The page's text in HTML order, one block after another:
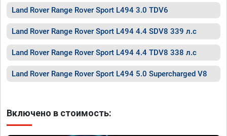
Land Rover Range Rover Sport L494 3.0 TDV6
Land Rover Range Rover Sport L494 4.4 SDV8 339 л.с
Land Rover Range Rover Sport L494 4.4 TDV8 338 л.с
Land Rover Range Rover Sport L494 5.0 Supercharged V8
Включено в стоимость: